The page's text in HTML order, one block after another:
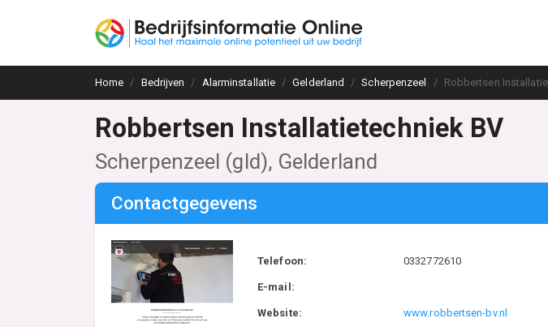
Home Bedrijven Alarminstallatie Gelderland Scherpenzeel Robbertsen
Robbertsen Installatietechniek BV
Scherpenzeel (gld), Gelderland
Contactgegevens
Telefoon: 0332772610
E-mail:
Website: www.robbertsen-bv.nl